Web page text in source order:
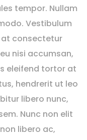
tempor. Nullam
Vestibulum
at consectetur
nisi accumsan,
eleifend tortor at
hendrerit ut leo
libero nunc,
Nunc non elit
libero ac,